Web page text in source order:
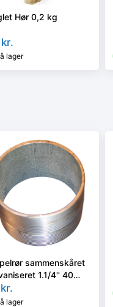
Hør 0,2 kg
kr.
lager
sammenskåret
1.1/4'' 40
kr.
lager